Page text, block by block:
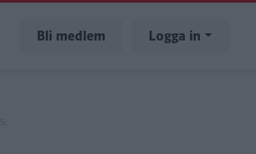
Bli medlem Logga in